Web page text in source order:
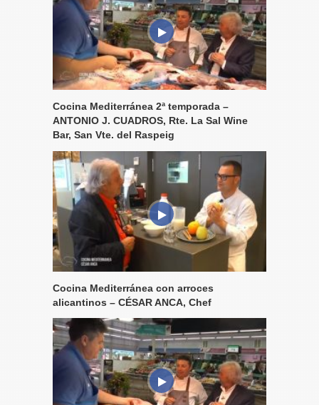
Cocina Mediterránea 2ª temporada –
ANTONIO J. CUADROS, Rte. La Sal Wine
Bar, San Vte. del Raspeig
Cocina Mediterránea con arroces
alicantinos – CÉSAR ANCA, Chef